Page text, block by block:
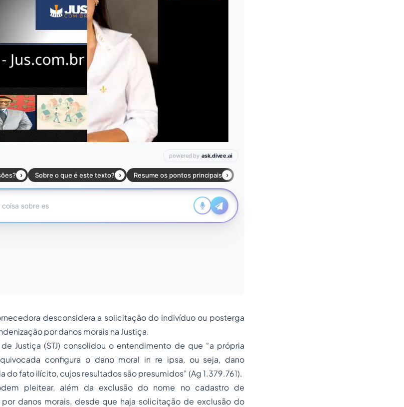
desconsidera a solicitação do indivíduo ou posterga
por danos morais na Justiça.
Justiça (STJ) consolidou o entendimento de que “a própria
configura o dano moral in re ipsa, ou seja, dano
do fato ilícito, cujos resultados são presumidos” (Ag 1.379.761).
pleitear, além da exclusão do nome no cadastro de
danos morais, desde que haja solicitação de exclusão do